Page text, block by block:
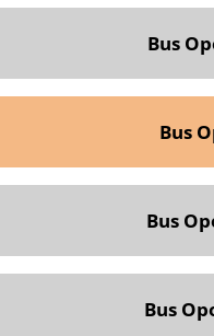
Bus
Bus
Bus
Bus